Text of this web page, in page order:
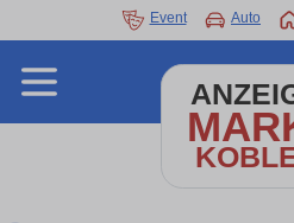
Event Auto